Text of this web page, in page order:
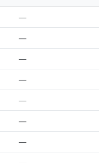
—
—
—
—
—
—
—